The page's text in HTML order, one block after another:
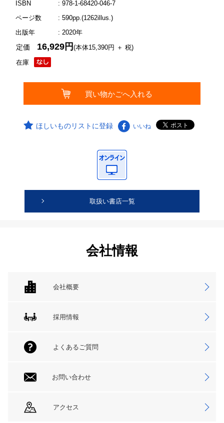
ISBN
: 978-1-68420-046-7
ページ数
: 590pp.(1262illus.)
出版年
: 2020年
在庫
定価 16,929円(本体15,390円 ＋ 税)
ほしいものリストに登録 いいね
取扱い書店一覧
会社情報
会社概要
採用情報
よくあるご質問
お問い合わせ
アクセス